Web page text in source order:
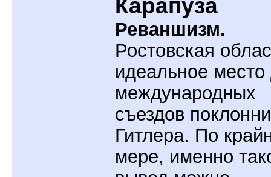
Карапуза
Реваншизм.
Ростовская
идеальное место
международных
съездов
Гитлера. По
мере, именно